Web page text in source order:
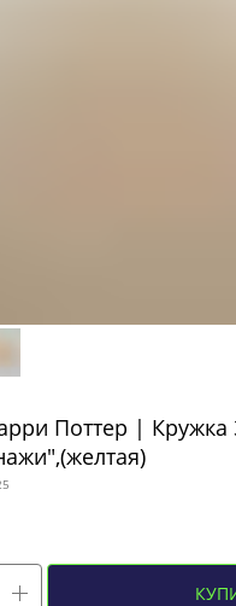
Поттер | Кружка